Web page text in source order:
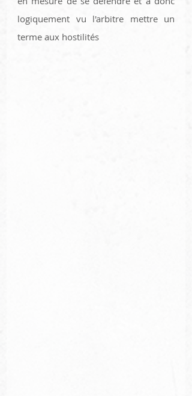
logiquement vu l'arbitre mettre un
terme aux hostilités